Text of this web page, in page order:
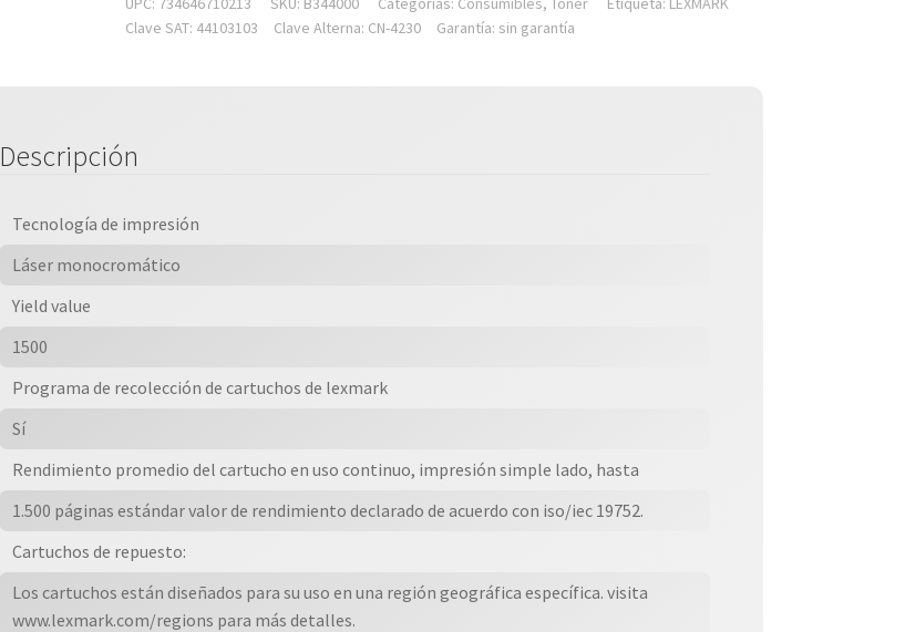
Rendimiento
Paginas,
B3340dw,
Mb3442adw
Clave SAT: 44103103
Clave Alterna: CN-4230 Garantía: sin garantía
Descripción
Tecnología de impresión
Láser monocromático
Yield value
1500
Programa de recolección de cartuchos de lexmark
Sí
Rendimiento promedio del cartucho en uso continuo, impresión simple lado, hasta
1.500 páginas estándar valor de rendimiento declarado de acuerdo con iso/iec 19752.
Cartuchos de repuesto:
Los cartuchos están diseñados para su uso en una región geográfica específica. visita
www.lexmark.com/regions para más detalles.